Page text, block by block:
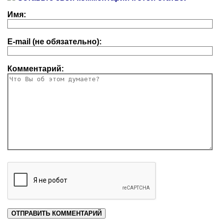
Имя:
E-mail (не обязательно):
Комментарий: